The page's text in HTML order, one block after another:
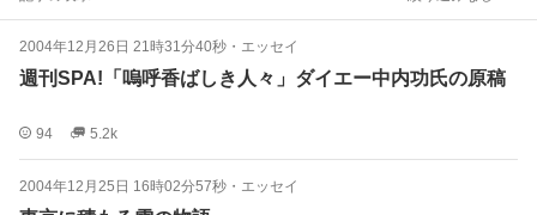
2004年12月26日 21時31分40秒 ・ エッセイ
週刊SPA!「嗚呼香ばしき人々」ダイエー中内功氏の原稿
94 5.2k
2004年12月25日 16時02分57秒 ・ エッセイ